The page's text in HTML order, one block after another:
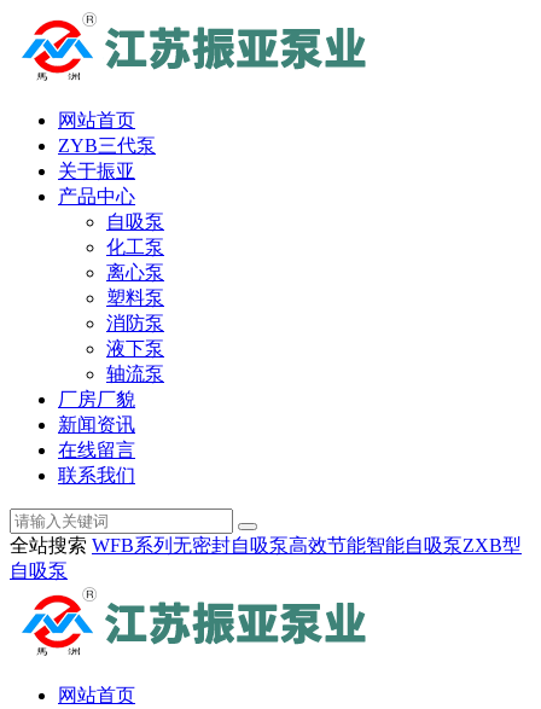
网站首页
ZYB三代泵
关于振亚
产品中心
自吸泵
化工泵
离心泵
塑料泵
消防泵
液下泵
轴流泵
厂房厂貌
新闻资讯
在线留言
联系我们
全站搜索 WFB系列无密封自吸泵高效节能智能自吸泵ZXB型
自吸泵
网站首页